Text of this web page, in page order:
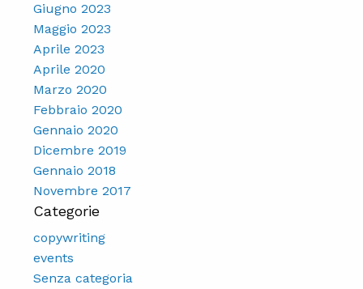
Giugno 2023
Maggio 2023
Aprile 2023
Aprile 2020
Marzo 2020
Febbraio 2020
Gennaio 2020
Dicembre 2019
Gennaio 2018
Novembre 2017
Categorie
copywriting
events
Senza categoria